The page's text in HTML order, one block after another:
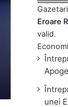
Eroare
valid.
unei